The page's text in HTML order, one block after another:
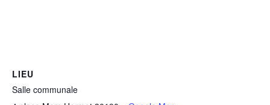
LIEU
Salle communale